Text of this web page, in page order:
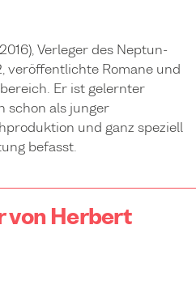
Verleger des Neptun-
veröffentlichte Romane und
Er ist gelernter
schon als junger
und ganz speziell
befasst.
von Herbert